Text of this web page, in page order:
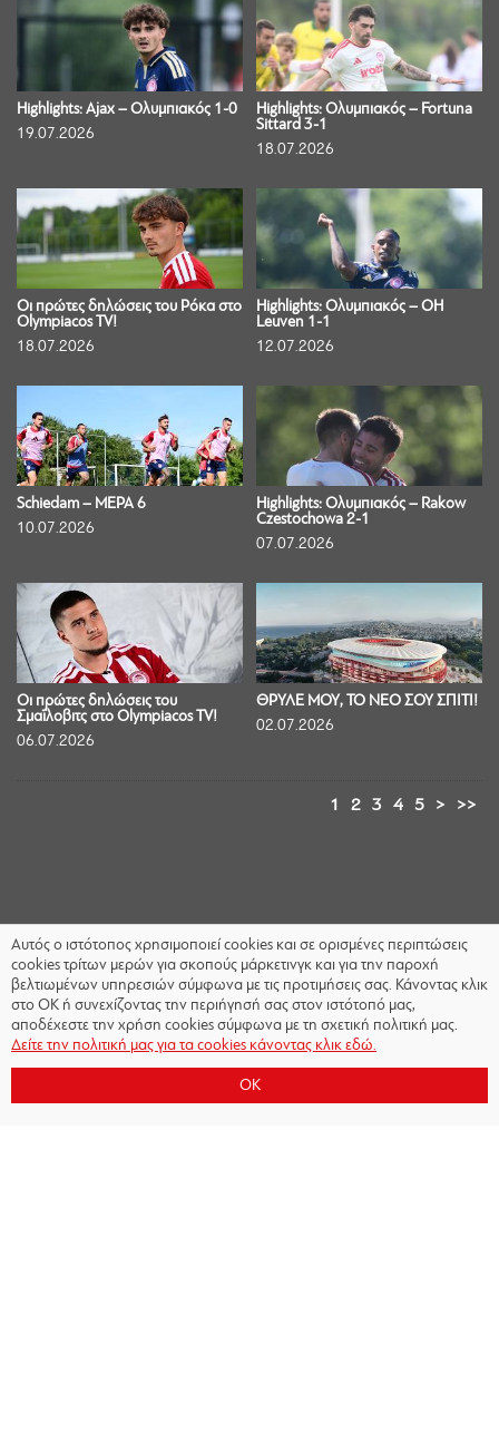
Highlights: Ajax – Ολυμπιακός 1-0
19.07.2026
Highlights: Ολυμπιακός – Fortuna
Sittard 3-1
18.07.2026
Οι πρώτες δηλώσεις του Ρόκα στο
Olympiacos TV!
18.07.2026
Highlights: Ολυμπιακός – OH
Leuven 1-1
12.07.2026
Schiedam – ΜΕΡΑ 6
10.07.2026
Highlights: Ολυμπιακός – Rakow
Czestochowa 2-1
07.07.2026
Οι πρώτες δηλώσεις του
Σμαΐλοβιτς στο Olympiacos TV!
06.07.2026
ΘΡΥΛΕ ΜΟΥ, ΤΟ ΝΕΟ ΣΟΥ ΣΠΙΤΙ!
02.07.2026
1 2 3 4 5 > >>
Αυτός ο ιστότοπος χρησιμοποιεί cookies και σε ορισμένες περιπτώσεις
cookies τρίτων μερών για σκοπούς μάρκετινγκ και για την παροχή
βελτιωμένων υπηρεσιών σύμφωνα με τις προτιμήσεις σας. Κάνοντας κλικ
στο OK ή συνεχίζοντας την περιήγησή σας στον ιστότοπό μας,
αποδέχεστε την χρήση cookies σύμφωνα με τη σχετική πολιτική μας.
Δείτε την πολιτική μας για τα cookies κάνοντας κλικ εδώ.
OK